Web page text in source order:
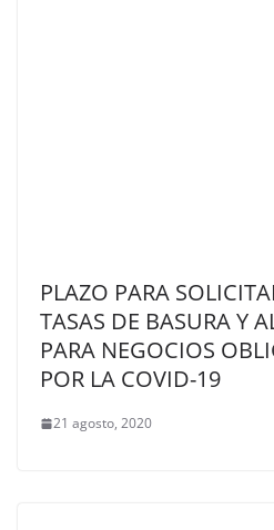
PLAZO PARA
TASAS DE BASURA Y
PARA NEGOCIOS
POR LA COVID-19
21 agosto, 2020